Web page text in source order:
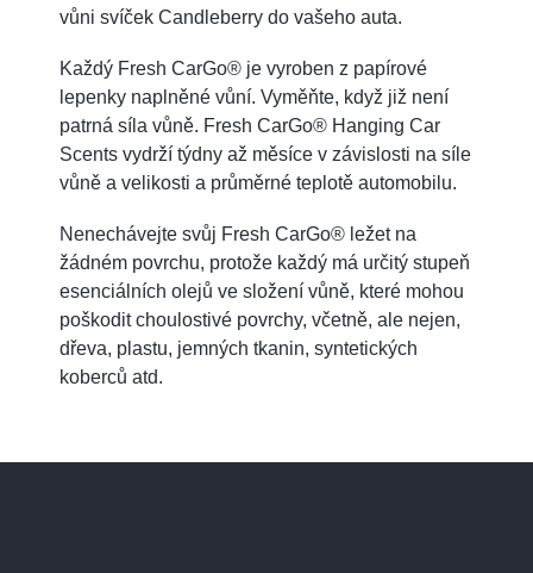
vůni svíček Candleberry do vašeho auta.
Každý Fresh CarGo® je vyroben z papírové
lepenky naplněné vůní. Vyměňte, když již není
patrná síla vůně. Fresh CarGo® Hanging Car
Scents vydrží týdny až měsíce v závislosti na síle
vůně a velikosti a průměrné teplotě automobilu.
Nenechávejte svůj Fresh CarGo® ležet na
žádném povrchu, protože každý má určitý stupeň
esenciálních olejů ve složení vůně, které mohou
poškodit choulostivé povrchy, včetně, ale nejen,
dřeva, plastu, jemných tkanin, syntetických
koberců atd.